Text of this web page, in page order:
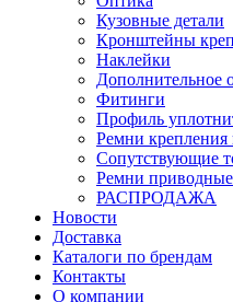
Кузовные детали
Кронштейны
Наклейки
Дополнительное
Фитинги
Профиль
Ремни крепления
Сопутствующие
Ремни приводные
РАСПРОДАЖА
Новости
Доставка
Каталоги по брендам
Контакты
О компании